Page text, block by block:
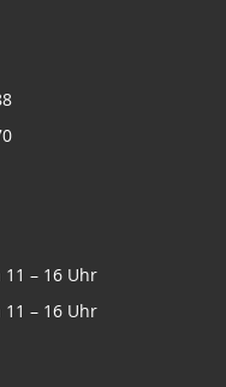
11 – 16 Uhr
11 – 16 Uhr